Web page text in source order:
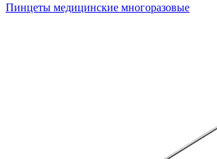
Пинцеты медицинские многоразовые